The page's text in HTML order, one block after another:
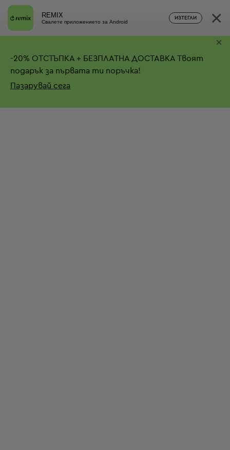
REMIX
Свалете приложението за Android
ИЗТЕГЛИ ×
-20% ОТСТЪПКА + БЕЗПЛАТНА ДОСТАВКА Твоят
подарък за първата ти поръчка!
Пазарувай сега
×